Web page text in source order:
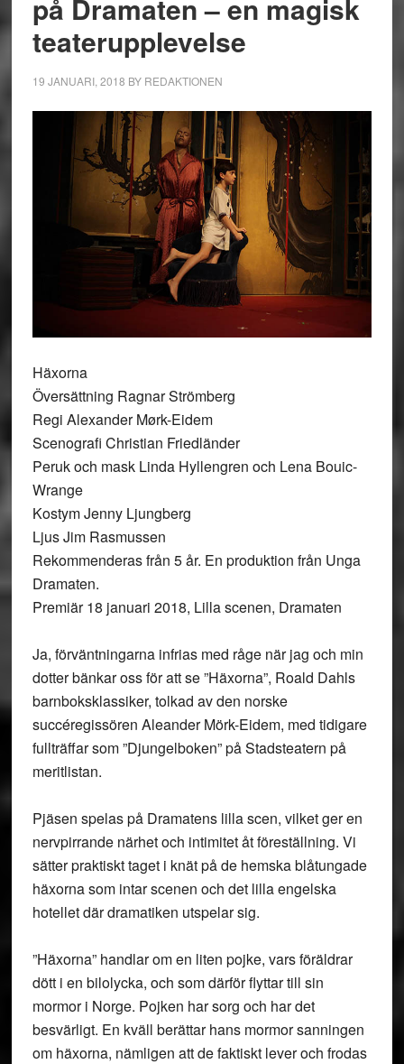
på Dramaten – en magisk
teaterupplevelse
19 JANUARI, 2018 BY REDAKTIONEN
Häxorna
Översättning Ragnar Strömberg
Regi Alexander Mørk-Eidem
Scenografi Christian Friedländer
Peruk och mask Linda Hyllengren och Lena Bouic-
Wrange
Kostym Jenny Ljungberg
Ljus Jim Rasmussen
Rekommenderas från 5 år. En produktion från Unga
Dramaten.
Premiär 18 januari 2018, Lilla scenen, Dramaten
Ja, förväntningarna infrias med råge när jag och min
dotter bänkar oss för att se ”Häxorna”, Roald Dahls
barnboksklassiker, tolkad av den norske
succéregissören Aleander Mörk-Eidem, med tidigare
fullträffar som ”Djungelboken” på Stadsteatern på
meritlistan.
Pjäsen spelas på Dramatens lilla scen, vilket ger en
nervpirrande närhet och intimitet åt föreställning. Vi
sätter praktiskt taget i knät på de hemska blåtungade
häxorna som intar scenen och det lilla engelska
hotellet där dramatiken utspelar sig.
”Häxorna” handlar om en liten pojke, vars föräldrar
dött i en bilolycka, och som därför flyttar till sin
mormor i Norge. Pojken har sorg och har det
besvärligt. En kväll berättar hans mormor sanningen
om häxorna, nämligen att de faktiskt lever och frodas